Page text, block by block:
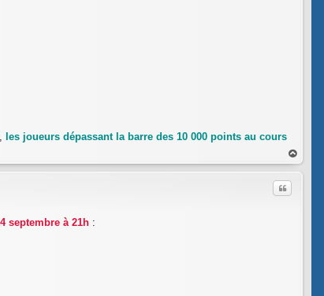
les joueurs dépassant la barre des 10 000 points au cours
au
Citer
septembre à 21h :